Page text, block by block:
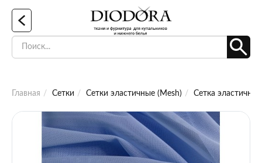
Главная Сетки Сетки эластичные (Mesh) Сетка